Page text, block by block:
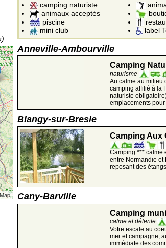
camping naturiste
animaux acceptés
piscine
mini club
label
Anneville-Ambourville
Camping
naturisme
Au calme au milieu
camping affilié à la
naturiste
emplacements
Blangy-sur-Bresle
Camping Aux
Camping *** calme
entre Normandie et
reposant des
Cany-Barville
Camping
calme et détente
Votre escale au
mer et campagne,
immédiate des